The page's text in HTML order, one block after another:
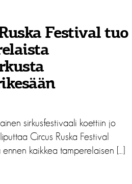
Festival tuo
sirkusfestivaali koettiin jo
Circus Ruska Festival
ennen kaikkea tamperelaisen […]